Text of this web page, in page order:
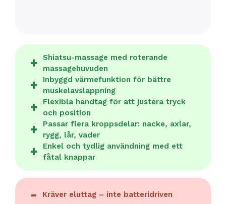
Shiatsu-massage med roterande
massagehuvuden
Inbyggd värmefunktion för bättre
muskelavslappning
Flexibla handtag för att justera tryck
och position
Passar flera kroppsdelar: nacke, axlar,
rygg, lår, vader
Enkel och tydlig användning med ett
fåtal knappar
Kräver eluttag – inte batteridriven